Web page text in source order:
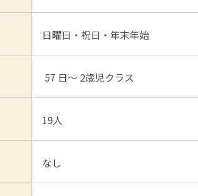
日曜日・祝日・年末年始
57 日～ 2歳児クラス
19人
なし